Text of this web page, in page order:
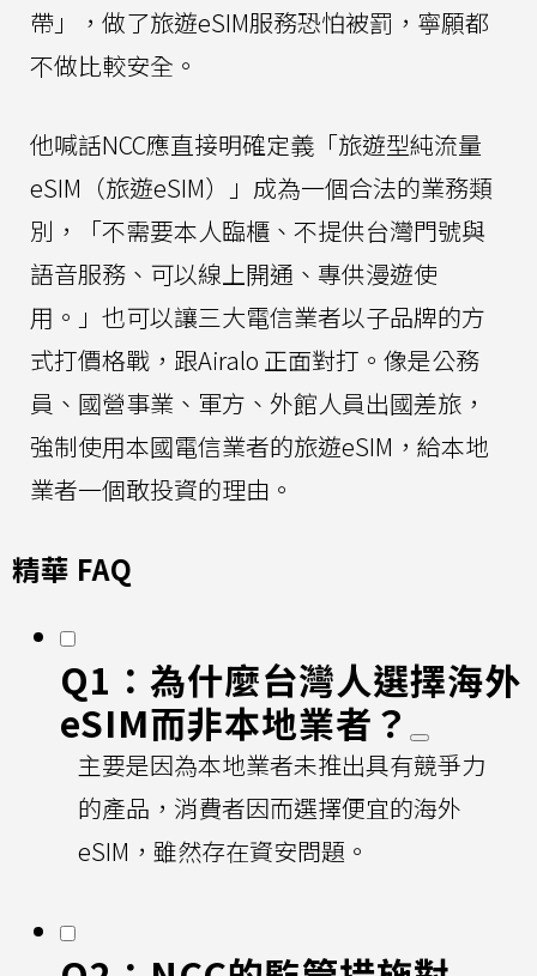
帶」，做了旅遊eSIM服務恐怕被罰，寧願都
不做比較安全。
他喊話NCC應直接明確定義「旅遊型純流量
eSIM（旅遊eSIM）」成為一個合法的業務類
別，「不需要本人臨櫃、不提供台灣門號與
語音服務、可以線上開通、專供漫遊使
用。」也可以讓三大電信業者以子品牌的方
式打價格戰，跟Airalo 正面對打。像是公務
員、國營事業、軍方、外館人員出國差旅，
強制使用本國電信業者的旅遊eSIM，給本地
業者一個敢投資的理由。
精華 FAQ
Q1：為什麼台灣人選擇海外
eSIM而非本地業者？
主要是因為本地業者未推出具有競爭力
的產品，消費者因而選擇便宜的海外
eSIM，雖然存在資安問題。